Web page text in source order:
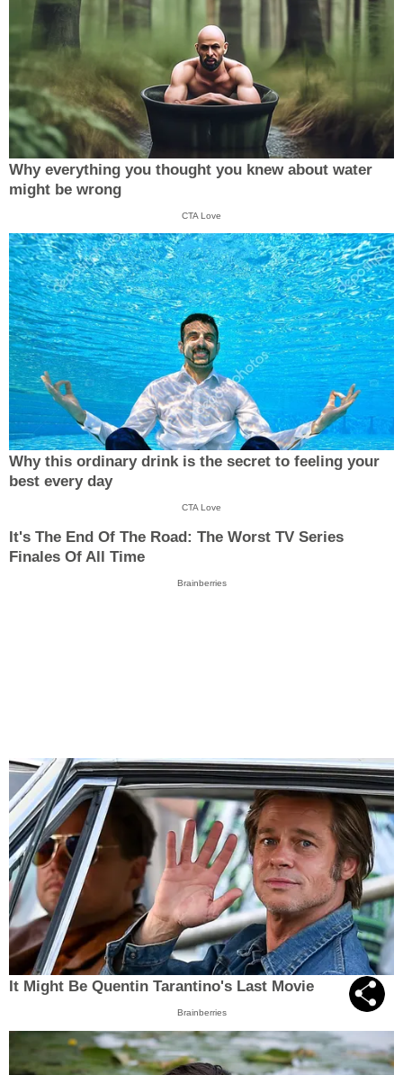
Why everything you thought you knew about water
might be wrong
CTA Love
Why this ordinary drink is the secret to feeling your
best every day
CTA Love
It's The End Of The Road: The Worst TV Series
Finales Of All Time
Brainberries
It Might Be Quentin Tarantino's Last Movie
Brainberries